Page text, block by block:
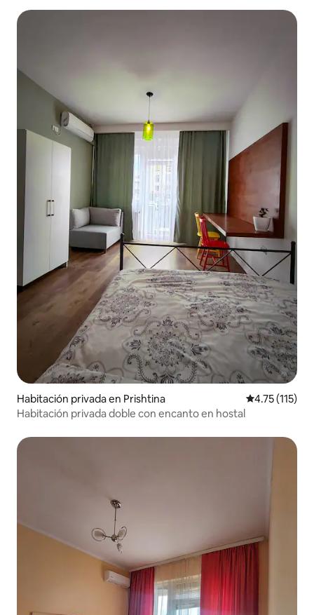
Habitación privada en Prishtina Calificación
4.75 (115)
Habitación privada doble con encanto en hostal